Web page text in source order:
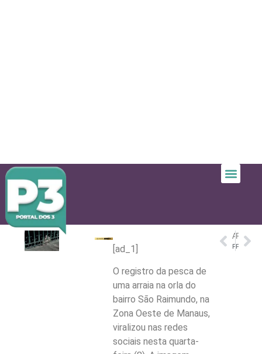
[ad_1]
O registro da pesca de
uma arraia na orla do
bairro São Raimundo, na
Zona Oeste de Manaus,
viralizou nas redes
sociais nesta quarta-
ANTERIOR
Prefeito Renato Junior fortalece segurança alimentar com entrega de 20 toneladas de pescado do ‘Jaraqui da Gente’
PRÓXIMO
Prefeito Renato Junior consolida investimentos na educação e saúde